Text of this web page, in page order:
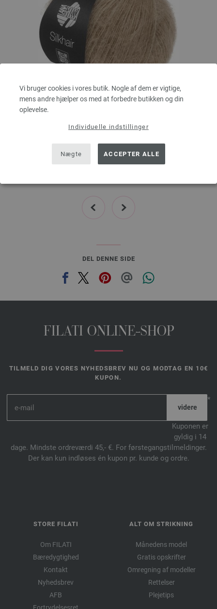
Vi bruger cookies i vores butik. Nogle af dem er vigtige,
mens andre hjælper os med at forbedre butikken og din
oplevelse.
Individuelle indstillinger
Nægte ACCEPTER ALLE
70 % Mohair, 30 % Silke
Løbelængde: ca. 210 m / 25 g
Pinde-/nåletykkelse: 4,5 - 5
74,79 dkr
prev next
DEL DENNE SIDE
FILATI ONLINE-SHOP
TILMELD DIG VORES NYHEDSBREV NU OG MODTAG EN 10€
KUPON.
*
Kuponen er
gyldig i 14
dage. Mindste ordreværdi 45,- €. For førstegangstilmeldinger.
Der kan kun indløses én kupon pr. kunde og ordre.
STORE FILATI
Om FILATI
Bæredygtighed
Kontakt
Nyhedsbrev
AFB
ALT OM STRIKNING
Månedens model
Gratis opskrifter
Omregning af modeller
Rettelser
Plejetips